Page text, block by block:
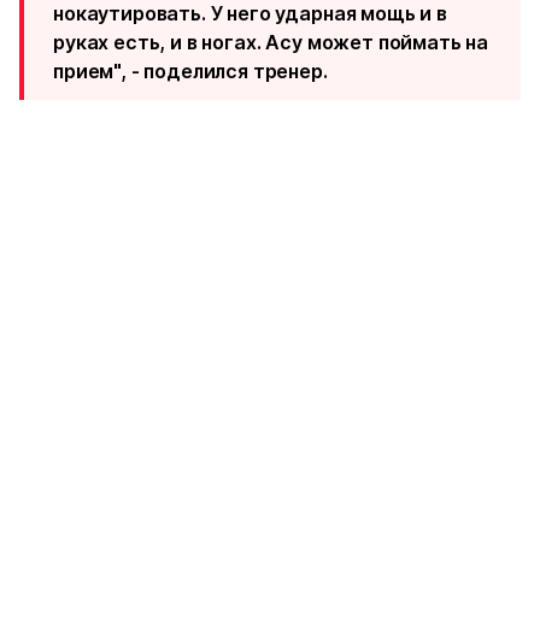
нокаутировать. У него ударная мощь и в
руках есть, и в ногах. Асу может поймать на
прием", - поделился тренер.